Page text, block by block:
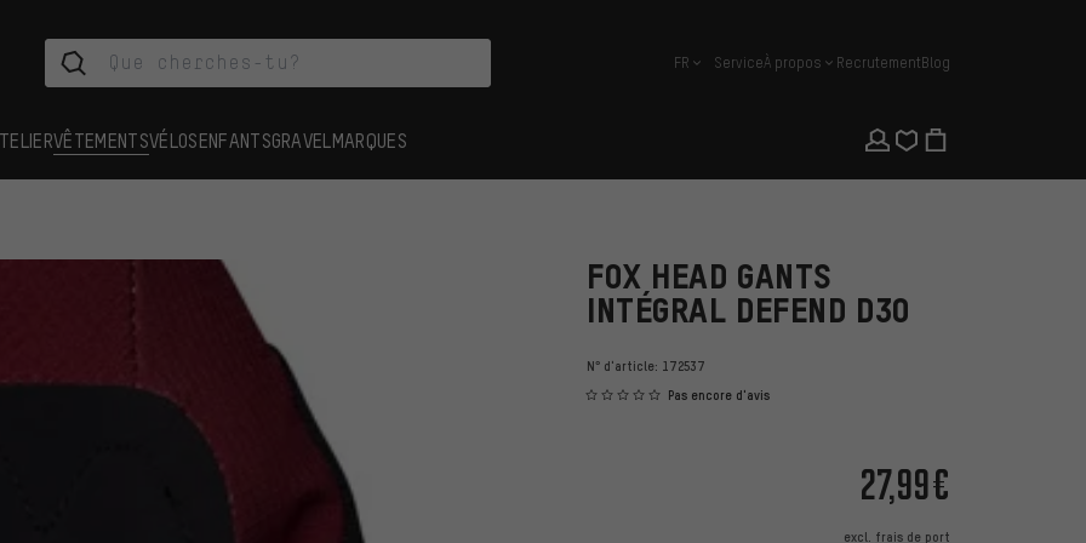
français
FR ServiceÀ propos RecrutementBlog
VÊTEMENTSVÉLOSENFANTSGRAVEL MARQUES
FOX HEAD GANTS
INTÉGRAL DEFEND D3O
N° d'article: 172537
Pas encore d'avis
27,99€
excl. frais de port